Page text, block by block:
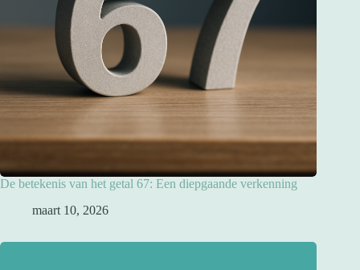
De betekenis van het getal 67: Een diepgaande verkenning
maart 10, 2026